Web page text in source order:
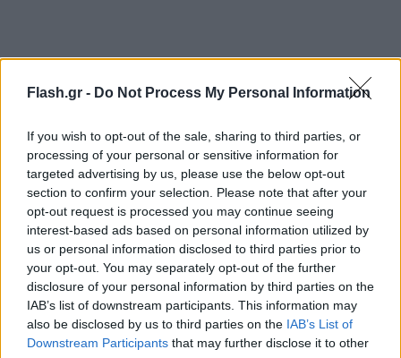
Flash.gr - Do Not Process My Personal Information
If you wish to opt-out of the sale, sharing to third parties, or
processing of your personal or sensitive information for
targeted advertising by us, please use the below opt-out
section to confirm your selection. Please note that after your
opt-out request is processed you may continue seeing
interest-based ads based on personal information utilized by
us or personal information disclosed to third parties prior to
your opt-out. You may separately opt-out of the further
disclosure of your personal information by third parties on the
IAB’s list of downstream participants. This information may
also be disclosed by us to third parties on the IAB’s List of
Downstream Participants that may further disclose it to other
Σήμερα, ο γνωστός σεφ δημοσίευσε στον
φωτογραφία με τον Αχιλλέα.
Συγκεκριμένα, ο Άκης Πετρετζίκης αφού έφτιαξε τη
Φανουρόπιτα λόγω της ημέρας, την πήγε στην
εκκλησία με τον γιο του και πόσταρε το εν λόγω
στιγμιότυπο.